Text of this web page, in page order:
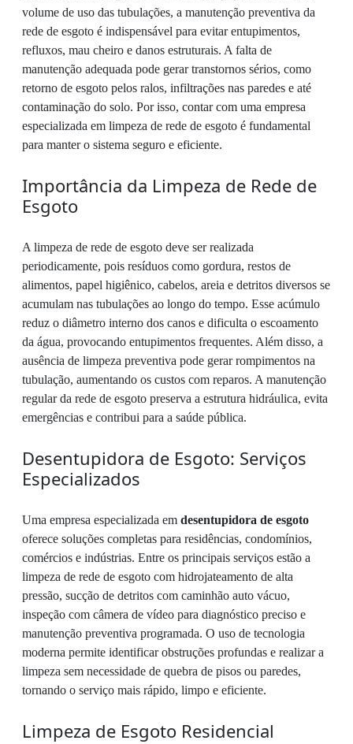
volume de uso das tubulações, a manutenção preventiva da
rede de esgoto é indispensável para evitar entupimentos,
refluxos, mau cheiro e danos estruturais. A falta de
manutenção adequada pode gerar transtornos sérios, como
retorno de esgoto pelos ralos, infiltrações nas paredes e até
contaminação do solo. Por isso, contar com uma empresa
especializada em limpeza de rede de esgoto é fundamental
para manter o sistema seguro e eficiente.
Importância da Limpeza de Rede de
Esgoto
A limpeza de rede de esgoto deve ser realizada
periodicamente, pois resíduos como gordura, restos de
alimentos, papel higiênico, cabelos, areia e detritos diversos se
acumulam nas tubulações ao longo do tempo. Esse acúmulo
reduz o diâmetro interno dos canos e dificulta o escoamento
da água, provocando entupimentos frequentes. Além disso, a
ausência de limpeza preventiva pode gerar rompimentos na
tubulação, aumentando os custos com reparos. A manutenção
regular da rede de esgoto preserva a estrutura hidráulica, evita
emergências e contribui para a saúde pública.
Desentupidora de Esgoto: Serviços
Especializados
Uma empresa especializada em desentupidora de esgoto
oferece soluções completas para residências, condomínios,
comércios e indústrias. Entre os principais serviços estão a
limpeza de rede de esgoto com hidrojateamento de alta
pressão, sucção de detritos com caminhão auto vácuo,
inspeção com câmera de vídeo para diagnóstico preciso e
manutenção preventiva programada. O uso de tecnologia
moderna permite identificar obstruções profundas e realizar a
limpeza sem necessidade de quebra de pisos ou paredes,
tornando o serviço mais rápido, limpo e eficiente.
Limpeza de Esgoto Residencial